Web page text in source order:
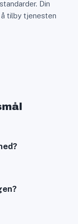
Din
tilby tjenesten